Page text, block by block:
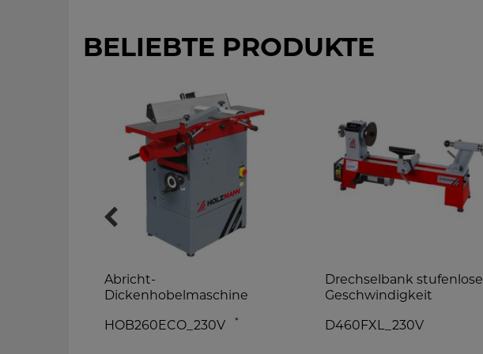
BELIEBTE PRODUKTE
Abricht-
Dickenhobelmaschine
HOB260ECO_230V *
Drechselbank stufenlose
Geschwindigkeit
D460FXL_230V